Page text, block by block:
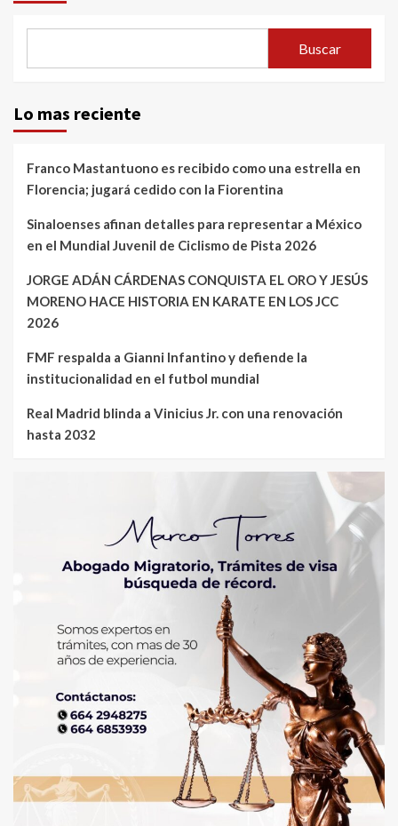
Buscar
Lo mas reciente
Franco Mastantuono es recibido como una estrella en
Florencia; jugará cedido con la Fiorentina
Sinaloenses afinan detalles para representar a México
en el Mundial Juvenil de Ciclismo de Pista 2026
JORGE ADÁN CÁRDENAS CONQUISTA EL ORO Y JESÚS
MORENO HACE HISTORIA EN KARATE EN LOS JCC
2026
FMF respalda a Gianni Infantino y defiende la
institucionalidad en el futbol mundial
Real Madrid blinda a Vinicius Jr. con una renovación
hasta 2032